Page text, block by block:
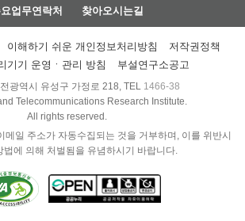
업무연락처 찾아오시는길
이해하기 쉬운 개인정보처리방침
저작권정책
기기 운영ㆍ관리 방침
부설연구소공고
광역시 유성구 가정로 218, TEL 1466-38
Telecommunications Research Institute.
All rights reserved.
메일 주소가 자동수집되는 것을 거부하며, 이를 위반시
법에 의해 처벌됨을 유념하시기 바랍니다.